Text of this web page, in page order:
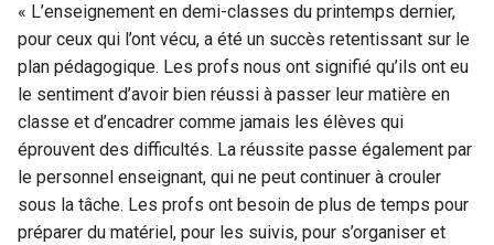
« L’enseignement en demi-classes du printemps dernier,
pour ceux qui l’ont vécu, a été un succès retentissant sur le
plan pédagogique. Les profs nous ont signifié qu’ils ont eu
le sentiment d’avoir bien réussi à passer leur matière en
classe et d’encadrer comme jamais les élèves qui
éprouvent des difficultés. La réussite passe également par
le personnel enseignant, qui ne peut continuer à crouler
sous la tâche. Les profs ont besoin de plus de temps pour
préparer du matériel, pour les suivis, pour s’organiser et